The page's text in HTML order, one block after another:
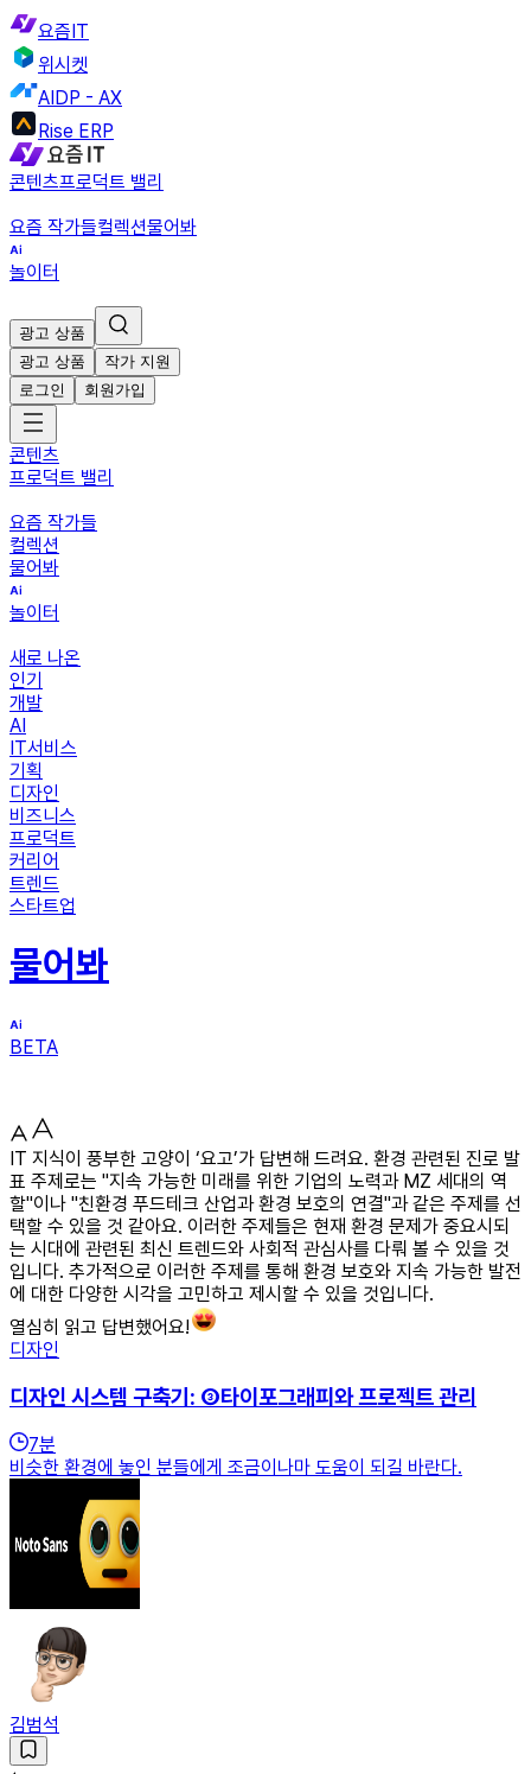
요즘IT
위시켓
AIDP - AX
Rise ERP
콘텐츠프로덕트 밸리
요즘 작가들컬렉션물어봐
놀이터
광고 상품
광고 상품
작가 지원
로그인
회원가입
콘텐츠
프로덕트 밸리
요즘 작가들
컬렉션
물어봐
놀이터
새로 나온
인기
개발
AI
IT서비스
기획
디자인
비즈니스
프로덕트
커리어
트렌드
스타트업
물어봐
BETA
IT 지식이 풍부한 고양이 ‘요고’가 답변해 드려요. 환경 관련된 진로 발
표 주제로는 "지속 가능한 미래를 위한 기업의 노력과 MZ 세대의 역
할"이나 "친환경 푸드테크 산업과 환경 보호의 연결"과 같은 주제를 선
택할 수 있을 것 같아요. 이러한 주제들은 현재 환경 문제가 중요시되
는 시대에 관련된 최신 트렌드와 사회적 관심사를 다뤄 볼 수 있을 것
입니다. 추가적으로 이러한 주제를 통해 환경 보호와 지속 가능한 발전
에 대한 다양한 시각을 고민하고 제시할 수 있을 것입니다.
열심히 읽고 답변했어요!
디자인
디자인 시스템 구축기: ③타이포그래피와 프로젝트 관리
7분
비슷한 환경에 놓인 분들에게 조금이나마 도움이 되길 바란다.
김범석